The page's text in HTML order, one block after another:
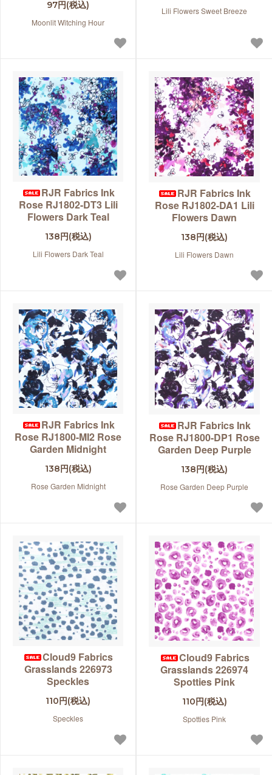
97円(税込)
Moonlit Witching Hour
Lili Flowers Sweet Breeze
RJR Fabrics Ink
Rose RJ1802-DT3 Lili
Flowers Dark Teal
138円(税込)
Lili Flowers Dark Teal
RJR Fabrics Ink
Rose RJ1802-DA1 Lili
Flowers Dawn
138円(税込)
Lili Flowers Dawn
RJR Fabrics Ink
Rose RJ1800-MI2 Rose
Garden Midnight
138円(税込)
Rose Garden Midnight
RJR Fabrics Ink
Rose RJ1800-DP1 Rose
Garden Deep Purple
138円(税込)
Rose Garden Deep Purple
Cloud9 Fabrics
Grasslands 226973
Speckles
110円(税込)
Speckles
Cloud9 Fabrics
Grasslands 226974
Spotties Pink
110円(税込)
Spotties Pink